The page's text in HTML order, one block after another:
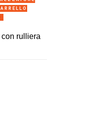
rulliera